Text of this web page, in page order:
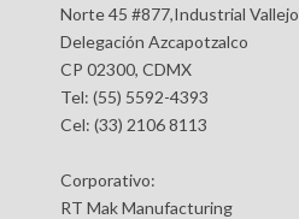
Norte 45 #877,Industrial Vallejo
Delegación Azcapotzalco
CP 02300, CDMX
Tel: (55) 5592-4393
Cel: (33) 2106 8113
Corporativo:
RT Mak Manufacturing